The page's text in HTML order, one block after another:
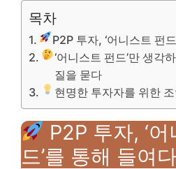
목차
P2P 투자, ‘어니스트 펀
‘어니스트 펀드’만 생각
질을 묻다
현명한 투자자를 위한 조
P2P 투자, ‘
드’를 통해 들여